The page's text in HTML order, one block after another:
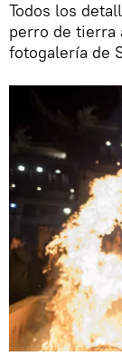
Todos los
perro de tierra
fotogalería de